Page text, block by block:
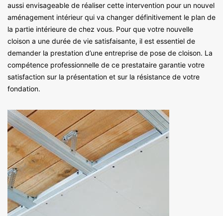
aussi envisageable de réaliser cette intervention pour un nouvel
aménagement intérieur qui va changer définitivement le plan de
la partie intérieure de chez vous. Pour que votre nouvelle
cloison a une durée de vie satisfaisante, il est essentiel de
demander la prestation d’une entreprise de pose de cloison. La
compétence professionnelle de ce prestataire garantie votre
satisfaction sur la présentation et sur la résistance de votre
fondation.